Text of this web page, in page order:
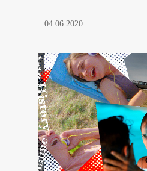
04.06.2020